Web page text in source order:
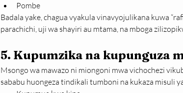
Pombe
Badala yake, chagua vyakula vinavyojulikana kuwa
parachichi, uji wa shayiri au mtama, na mboga
5. Kupumzika na kupunguza
Msongo wa mawazo ni miongoni mwa vichochezi
sababu huongeza tindikali tumboni na kukaza misuli